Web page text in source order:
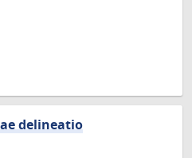
delineatio